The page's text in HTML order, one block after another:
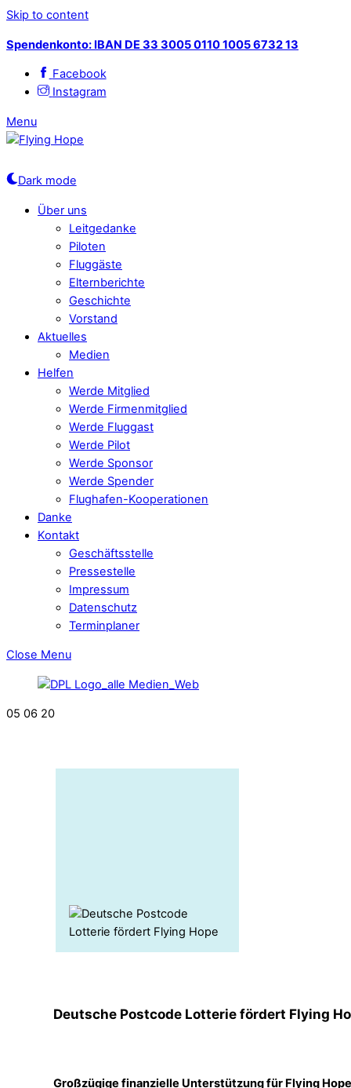
Skip to content
Spendenkonto: IBAN DE 33 3005 0110 1005 6732 13
Facebook
Instagram
Menu
Dark mode
Über uns
Leitgedanke
Piloten
Fluggäste
Elternberichte
Geschichte
Vorstand
Aktuelles
Medien
Helfen
Werde Mitglied
Werde Firmenmitglied
Werde Fluggast
Werde Pilot
Werde Sponsor
Werde Spender
Flughafen-Kooperationen
Danke
Kontakt
Geschäftsstelle
Pressestelle
Impressum
Datenschutz
Terminplaner
Close Menu
05 06 20
Deutsche Postcode Lotterie fördert Flying
Großzügige finanzielle Unterstützung für Flying